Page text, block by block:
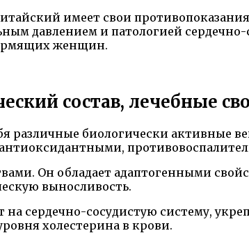
имеет свои
давлением и патологией сердечно-
женщин.
состав, лечебные
различные биологически активные
Он обладает адаптогенными
выносливость.
сердечно-сосудистую систему,
холестерина в крови.